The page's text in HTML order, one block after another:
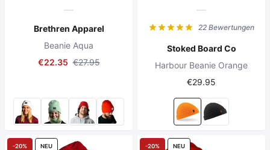
Brethren Apparel
Beanie Aqua
€22.35 €27.95
22 Bewertungen
Stoked Board Co
Harbour Beanie Orange
€29.95
-20% NEU -20% NEU